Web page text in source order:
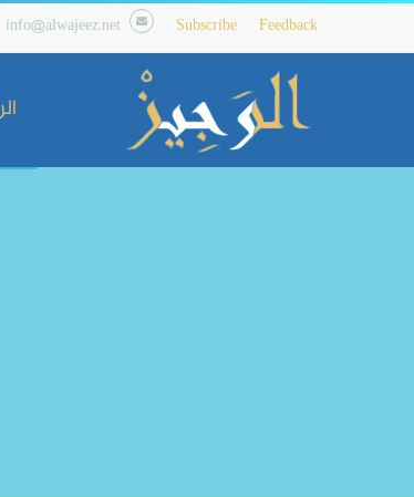
Feedback
Subscribe
info@alwajeez.net